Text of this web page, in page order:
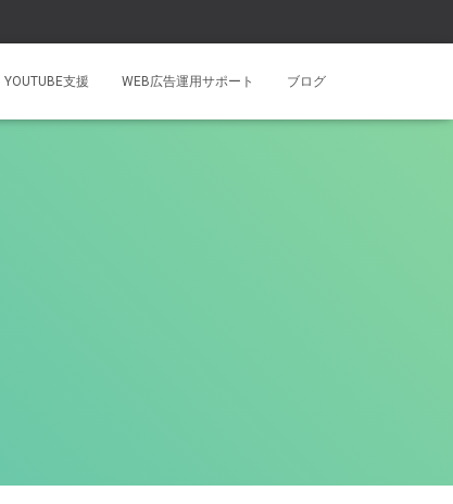
YOUTUBE支援 WEB広告運用サポート ブログ